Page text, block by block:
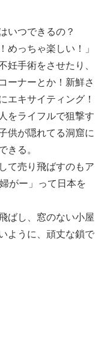
いつできるの？
めっちゃ楽しい！」
妊手術をさせたり、
ーナーとか！新鮮さ
エキサイティング！
をライフルで狙撃す
供が隠れてる洞窟に
きる。
て売り飛ばすのもア
がー」って日本を
ばし、窓のない小屋
ように、頑丈な鎖で